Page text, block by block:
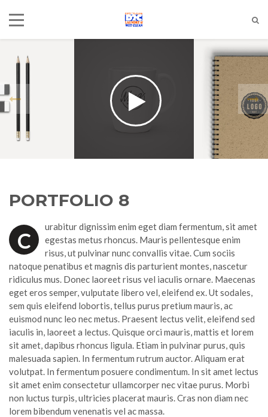
PORTFOLIO 8
C
urabitur dignissim enim eget diam fermentum, sit amet
egestas metus rhoncus. Mauris pellentesque enim
risus, ut pulvinar nunc convallis vitae. Cum sociis
natoque penatibus et magnis dis parturient montes, nascetur
ridiculus mus. Donec laoreet risus vel iaculis ornare. Maecenas
eget eros semper, vulputate libero vel, eleifend ex. Ut sodales,
sem quis eleifend lobortis, tellus purus pretium mauris, ac
euismod nunc leo nec metus. Praesent lectus velit, eleifend sed
iaculis in, laoreet a lectus. Quisque orci mauris, mattis et lorem
sit amet, dapibus rhoncus ligula. Etiam in pulvinar purus, quis
malesuada sapien. In fermentum rutrum auctor. Aliquam erat
volutpat. In fermentum posuere condimentum. In sit amet lectus
sit amet enim consectetur ullamcorper nec vitae purus. Morbi
non luctus turpis, ultricies placerat mauris. Cras non diam nec
lorem bibendum venenatis vel ac massa.